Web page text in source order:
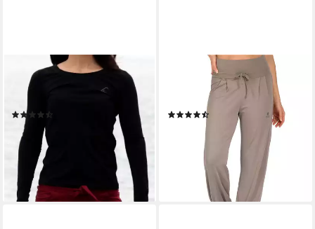
ESPARTO
Yogashirt Langarmshirt Vicitra
39,00 €
lieferbar - in 4-5 Werktagen bei dir
Yogahose Florence aus
weichem Naturmaterial
lieferbar - in 2-3 Werktagen bei dir
+1